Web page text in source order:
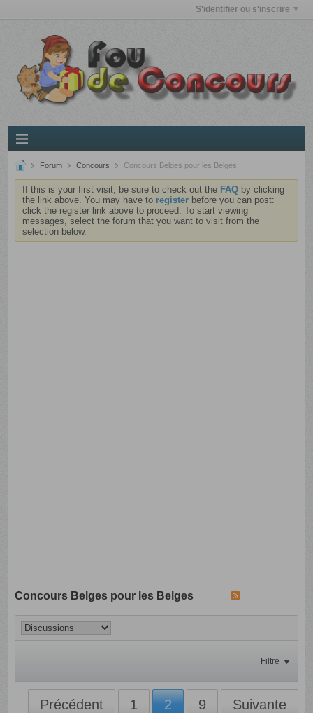
S'identifier ou s'inscrire
Forum Concours Concours Belges pour les Belges
If this is your first visit, be sure to check out the FAQ by clicking
the link above. You may have to register before you can post:
click the register link above to proceed. To start viewing
messages, select the forum that you want to visit from the
selection below.
Concours Belges pour les Belges
Filtre
Précédent 1 2 9 Suivante